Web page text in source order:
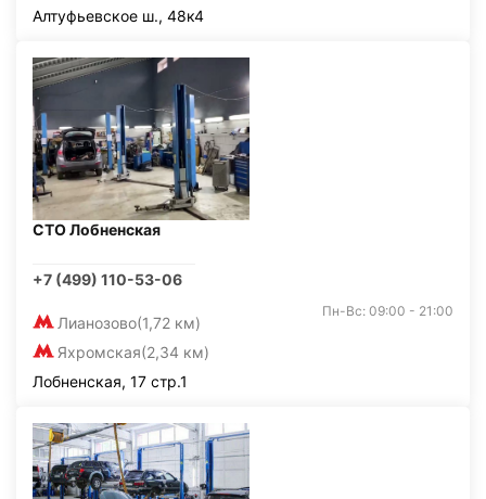
Алтуфьевское ш., 48к4
СТО Лобненская
+7 (499) 110-53-06
Лианозово(1,72 км)
Яхромская(2,34 км)
Пн-Вс: 09:00 - 21:00
Лобненская, 17 стр.1